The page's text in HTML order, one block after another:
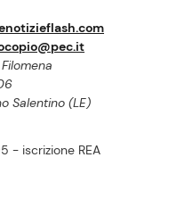
Salentino (LE)
- iscrizione REA